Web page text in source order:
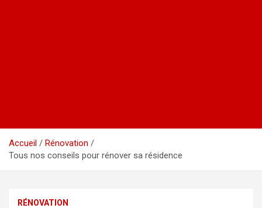
Accueil
Rénovation
Tous nos conseils pour rénover sa résidence
RÉNOVATION